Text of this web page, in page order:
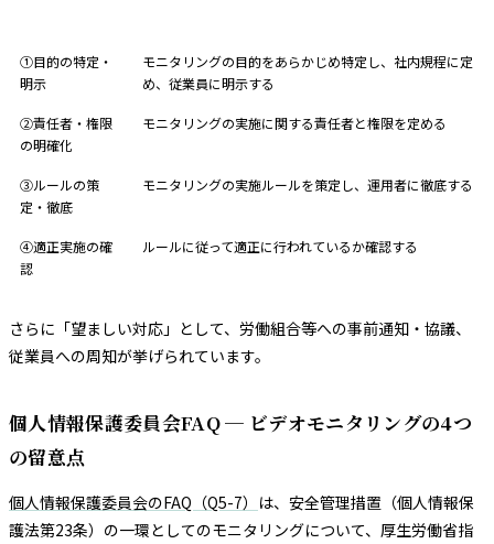
①目的の特定・
明示
モニタリングの目的をあらかじめ特定し、社内規程に定
め、従業員に明示する
②責任者・権限
の明確化
モニタリングの実施に関する責任者と権限を定める
③ルールの策
定・徹底
モニタリングの実施ルールを策定し、運用者に徹底する
④適正実施の確
認
ルールに従って適正に行われているか確認する
さらに「望ましい対応」として、労働組合等への事前通知・協議、
従業員への周知が挙げられています。
個人情報保護委員会FAQ ─ ビデオモニタリングの4つ
の留意点
個人情報保護委員会のFAQ（Q5-7） は、安全管理措置（個人情報保
護法第23条）の一環としてのモニタリングについて、厚生労働省指